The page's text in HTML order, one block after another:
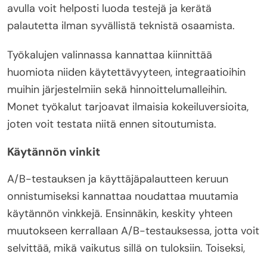
avulla voit helposti luoda testejä ja kerätä
palautetta ilman syvällistä teknistä osaamista.
Työkalujen valinnassa kannattaa kiinnittää
huomiota niiden käytettävyyteen, integraatioihin
muihin järjestelmiin sekä hinnoittelumalleihin.
Monet työkalut tarjoavat ilmaisia kokeiluversioita,
joten voit testata niitä ennen sitoutumista.
Käytännön vinkit
A/B-testauksen ja käyttäjäpalautteen keruun
onnistumiseksi kannattaa noudattaa muutamia
käytännön vinkkejä. Ensinnäkin, keskity yhteen
muutokseen kerrallaan A/B-testauksessa, jotta voit
selvittää, mikä vaikutus sillä on tuloksiin. Toiseksi,